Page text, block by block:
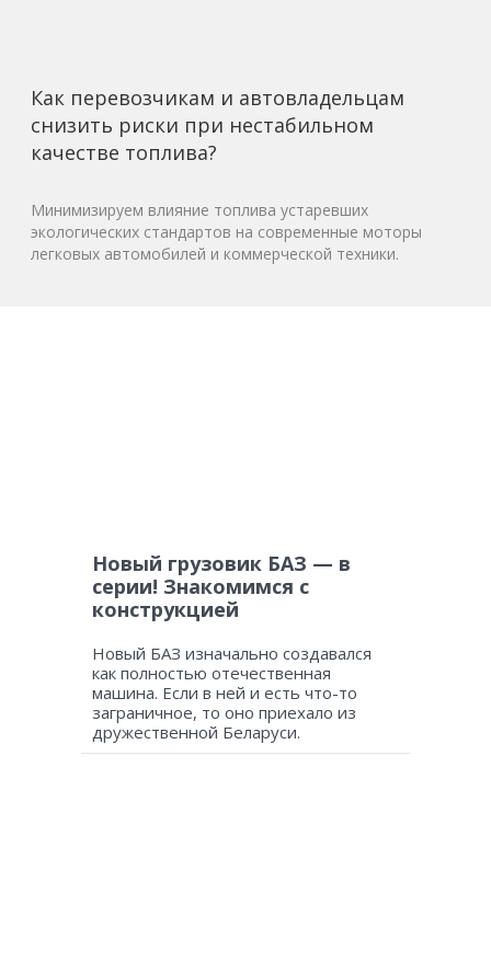
Как перевозчикам и автовладельцам
снизить риски при нестабильном
качестве топлива?
Минимизируем влияние топлива устаревших
экологических стандартов на современные моторы
легковых автомобилей и коммерческой техники.
Новый грузовик БАЗ — в
серии! Знакомимся с
конструкцией
Новый БАЗ изначально создавался
как полностью отечественная
машина. Если в ней и есть что-то
заграничное, то оно приехало из
дружественной Беларуси.